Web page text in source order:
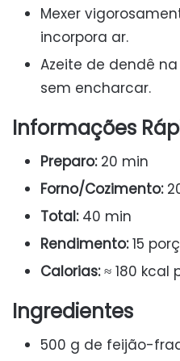
Mexer
incorpora ar.
Azeite de dendê
sem encharcar.
Informações
Preparo:20 min
Forno/Cozimento:
Total:40 min
Rendimento:15
Calorias:≈ 180 kcal
Ingredientes
500 g de feijão-